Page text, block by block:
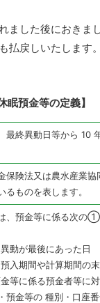
ました後におきま
払戻しいたします。
休眠預金等の定義】
最終異動日等から 10
保険法又は農水産業
ものを表します。
は、預金等に係る次
動が最後にあった日
入期間や計算期間の
等に係る預金者等に
預金等の 種別・口座